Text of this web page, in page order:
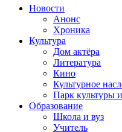
Новости
Анонс
Хроника
Культура
Дом актёра
Литература
Кино
Культурное
Парк культуры
Образование
Школа и вуз
Учитель